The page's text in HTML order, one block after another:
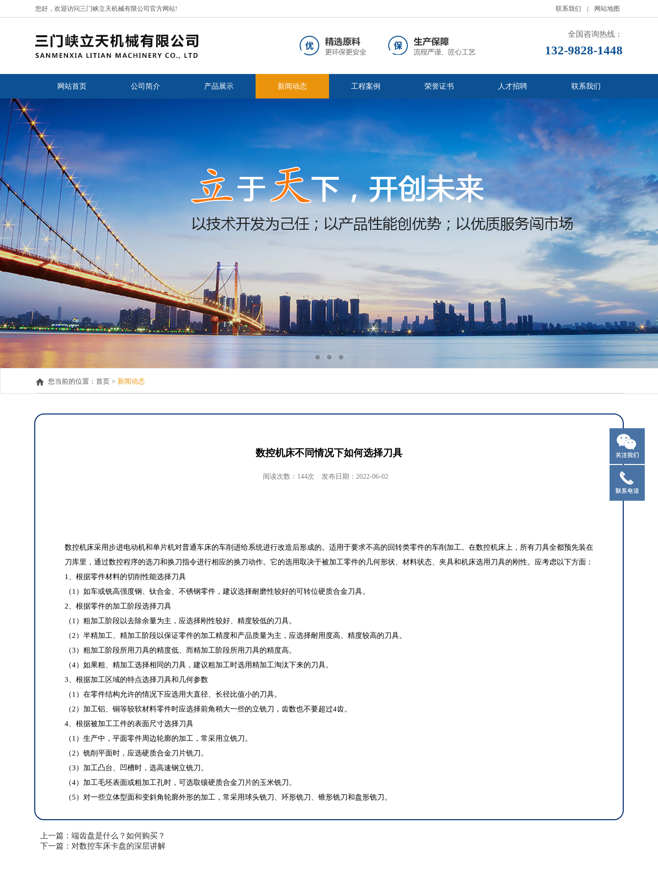
您好，欢迎访问三门峡立天机械有限公司官方网站! 联系我们 | 网站地图
全国咨询热线：
132-9828-1448
网站首页 公司简介 产品展示 新闻动态 工程案例 荣誉证书 人才招聘 联系我们
您当前的位置： 首页 > 新闻动态
数控机床不同情况下如何选择刀具
阅读次数：144次 发布日期：2022-06-02
数控机床采用步进电动机和单片机对普通车床的车削进给系统进行改造后形成的。适用于要求不高的回转类零件的车削加工。在数控机床上，所有刀具全都预先装在
刀库里，通过数控程序的选刀和换刀指令进行相应的换刀动作。它的选用取决于被加工零件的几何形状、材料状态、夹具和机床选用刀具的刚性。应考虑以下方面：
1、根据零件材料的切削性能选择刀具
（1）如车或铣高强度钢、钛合金、不锈钢零件，建议选择耐磨性较好的可转位硬质合金刀具。
2、根据零件的加工阶段选择刀具
（1）粗加工阶段以去除余量为主，应选择刚性较好、精度较低的刀具。
（2）半精加工、精加工阶段以保证零件的加工精度和产品质量为主，应选择耐用度高、精度较高的刀具。
（3）粗加工阶段所用刀具的精度低、而精加工阶段所用刀具的精度高。
（4）如果粗、精加工选择相同的刀具，建议粗加工时选用精加工淘汰下来的刀具。
3、根据加工区域的特点选择刀具和几何参数
（1）在零件结构允许的情况下应选用大直径、长径比值小的刀具。
（2）加工铝、铜等较软材料零件时应选择前角稍大一些的立铣刀，齿数也不要超过4齿。
4、根据被加工工件的表面尺寸选择刀具
（1）生产中，平面零件周边轮廓的加工，常采用立铣刀。
（2）铣削平面时，应选硬质合金刀片铣刀。
（3）加工凸台、凹槽时，选高速钢立铣刀。
（4）加工毛坯表面或粗加工孔时，可选取镶硬质合金刀片的玉米铣刀。
（5）对一些立体型面和变斜角轮廓外形的加工，常采用球头铣刀、环形铣刀、锥形铣刀和盘形铣刀。
上一篇：端齿盘是什么？如何购买？
下一篇：对数控车床卡盘的深层讲解